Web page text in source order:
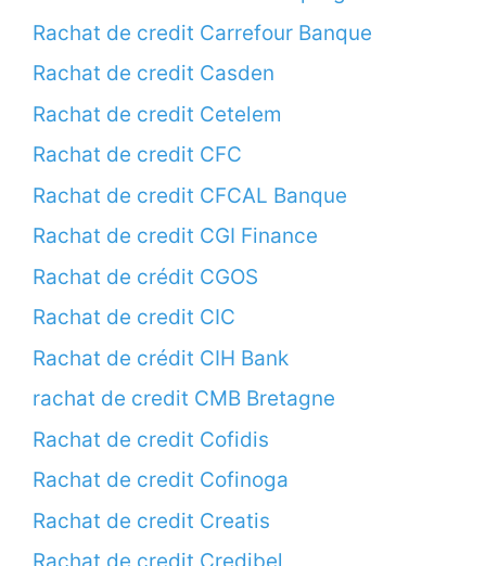
Rachat de credit Carrefour Banque
Rachat de credit Casden
Rachat de credit Cetelem
Rachat de credit CFC
Rachat de credit CFCAL Banque
Rachat de credit CGI Finance
Rachat de crédit CGOS
Rachat de credit CIC
Rachat de crédit CIH Bank
rachat de credit CMB Bretagne
Rachat de credit Cofidis
Rachat de credit Cofinoga
Rachat de credit Creatis